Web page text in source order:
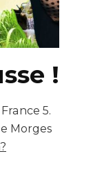
!
5.
Morges